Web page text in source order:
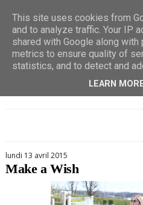
lundi 13 avril 2015
Make a Wish
This site uses cookies from
and to analyze traffic. Your IP
shared with Google along
metrics to ensure quality of
statistics, and to detect and
LEARN